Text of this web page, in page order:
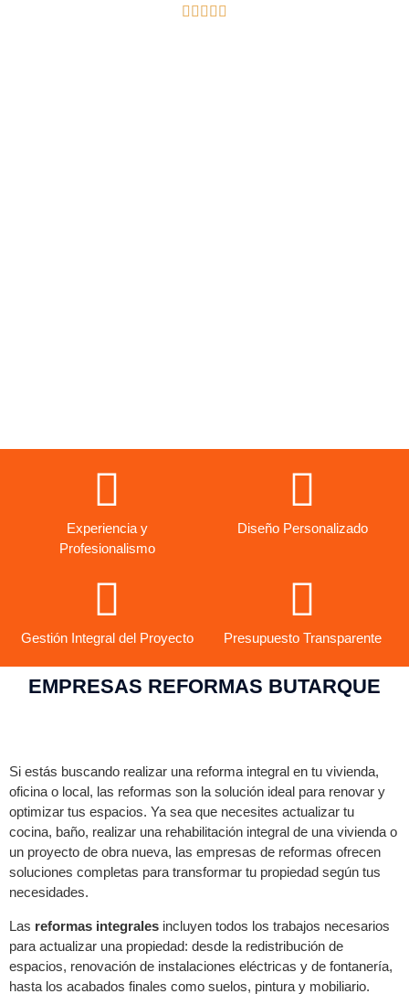
Experiencia y
Profesionalismo
Diseño Personalizado
Gestión Integral del Proyecto Presupuesto Transparente
EMPRESAS REFORMAS BUTARQUE
Si estás buscando realizar una reforma integral en tu vivienda,
oficina o local, las reformas son la solución ideal para renovar y
optimizar tus espacios. Ya sea que necesites actualizar tu
cocina, baño, realizar una rehabilitación integral de una vivienda o
un proyecto de obra nueva, las empresas de reformas ofrecen
soluciones completas para transformar tu propiedad según tus
necesidades.
Las reformas integrales incluyen todos los trabajos necesarios
para actualizar una propiedad: desde la redistribución de
espacios, renovación de instalaciones eléctricas y de fontanería,
hasta los acabados finales como suelos, pintura y mobiliario.